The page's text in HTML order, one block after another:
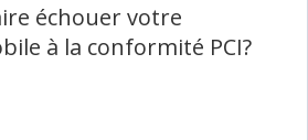
échouer votre
à la conformité PCI?